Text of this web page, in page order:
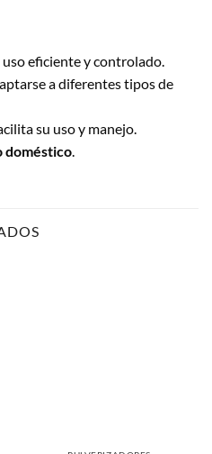
uso eficiente y controlado.
a diferentes tipos de
su uso y manejo.
doméstico.